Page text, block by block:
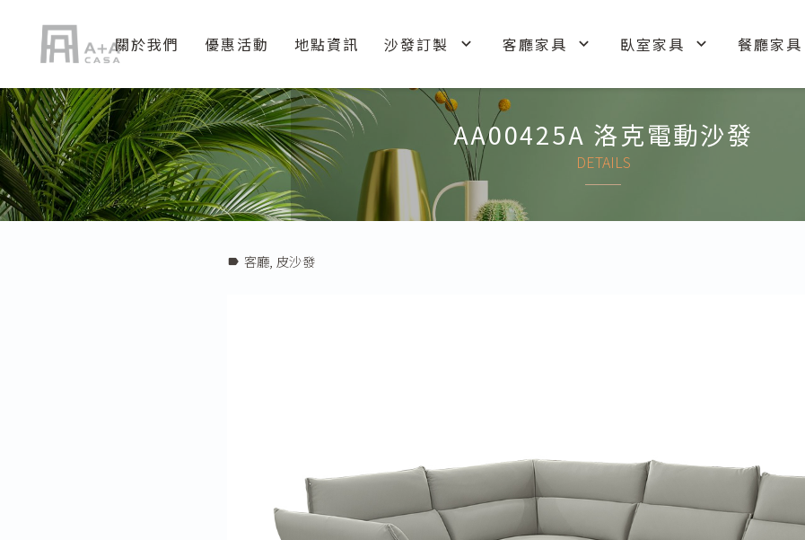
關於我們 優惠活動 地點資訊 沙發訂製 客廳家具 臥室家具 餐廳家具
AA00425A 洛克電動沙發
DETAILS
label 客廳 皮沙發